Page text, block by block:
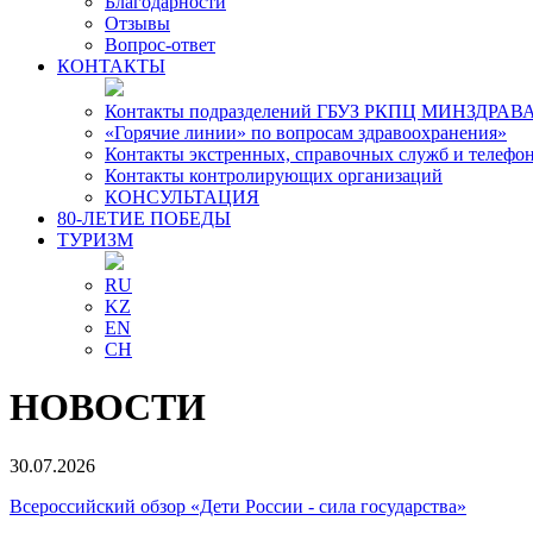
Отзывы
Вопрос-ответ
КОНТАКТЫ
Контакты подразделений ГБУЗ РКПЦ
«Горячие линии» по вопросам здравоохранения»
Контакты экстренных, справочных служб и
Контакты контролирующих организаций
КОНСУЛЬТАЦИЯ
80-ЛЕТИЕ ПОБЕДЫ
ТУРИЗМ
RU
KZ
EN
CH
НОВОСТИ
30.07.2026
Всероссийский обзор «Дети России - сила государства»